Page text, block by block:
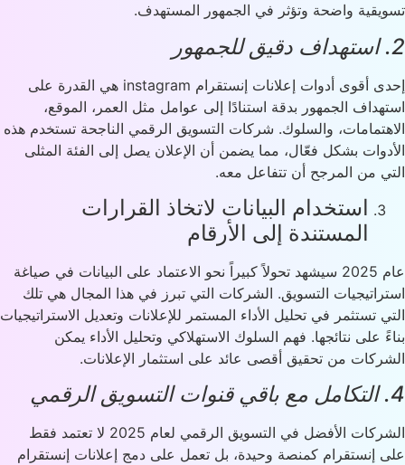
واضحة وتؤثر في الجمهور المستهدف.
إحدى أقوى أدوات إعلانات إنستقرام instagram هي القدرة على
الجمهور بدقة استنادًا إلى عوامل مثل العمر، الموقع،
والسلوك. شركات التسويق الرقمي الناجحة تستخدم هذه
بشكل فعّال، مما يضمن أن الإعلان يصل إلى الفئة المثلى
من المرجح أن تتفاعل معه.
استخدام البيانات لاتخاذ القرارات
المستندة إلى الأرقام
عام 2025 سيشهد تحولاً كبيراً نحو الاعتماد على البيانات في صياغة
التسويق. الشركات التي تبرز في هذا المجال هي تلك
تستثمر في تحليل الأداء المستمر للإعلانات وتعديل الاستراتيجيات
على نتائجها. فهم السلوك الاستهلاكي وتحليل الأداء يمكن
من تحقيق أقصى عائد على استثمار الإعلانات.
الشركات الأفضل في التسويق الرقمي لعام 2025 لا تعتمد فقط
إنستقرام كمنصة وحيدة، بل تعمل على دمج إعلانات إنستقرام